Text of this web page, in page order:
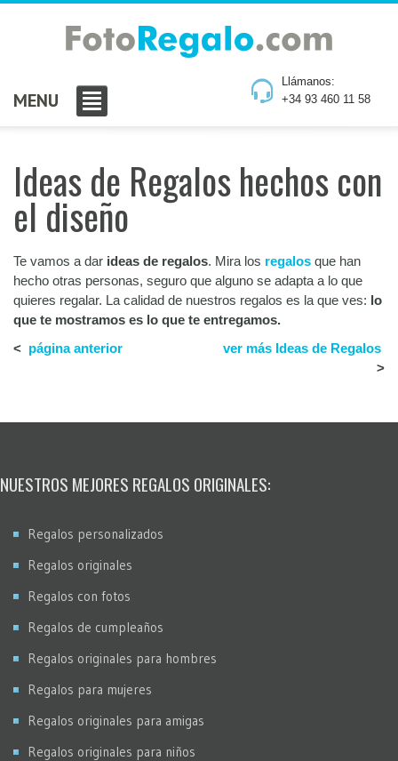
Llámanos:
+34 93 460 11 58
MENU
Ideas de Regalos hechos con
el diseño
Te vamos a dar ideas de regalos. Mira los regalos que han
hecho otras personas, seguro que alguno se adapta a lo que
quieres regalar. La calidad de nuestros regalos es la que ves: lo
que te mostramos es lo que te entregamos.
< página anterior
ver más Ideas de Regalos
>
NUESTROS MEJORES REGALOS ORIGINALES:
Regalos personalizados
Regalos originales
Regalos con fotos
Regalos de cumpleaños
Regalos originales para hombres
Regalos para mujeres
Regalos originales para amigas
Regalos originales para niños